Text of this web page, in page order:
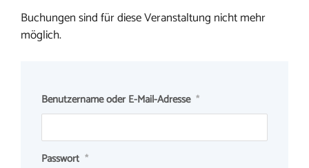
Buchungen sind für diese Veranstaltung nicht mehr
möglich.
Benutzername oder E-Mail-Adresse *
Passwort *